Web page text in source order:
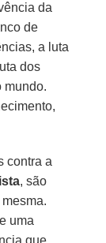
da
de
a luta
dos
mundo.
contra a
, são
uma
que